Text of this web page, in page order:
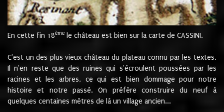
En cette fin 18ème le château est bien sur la carte de CASSINI.
C'est un des plus vieux château du plateau connu par les textes.
Il n'en reste que des ruines qui s'écroulent poussées par les
racines et les arbres, ce qui est bien dommage pour notre
histoire et notre passé. On préfère construire du neuf à
quelques centaines mètres de là un village ancien...